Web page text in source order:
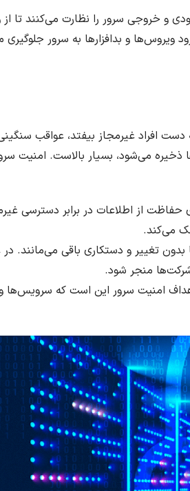
و خروجی سرور را نظارت می‌کنند تا
ویروس‌ها و بدافزارها به سرور جلوگیری
افراد غیرمجاز بیفتد، عواقب
ذخیره می‌شود، بسیار بالاست. امنیت
از اطلاعات در برابر دسترسی
می‌کند.
تغییر و دستکاری باقی می‌مانند. در
منجر شود.
امنیت سرور این است که سرویس‌ها